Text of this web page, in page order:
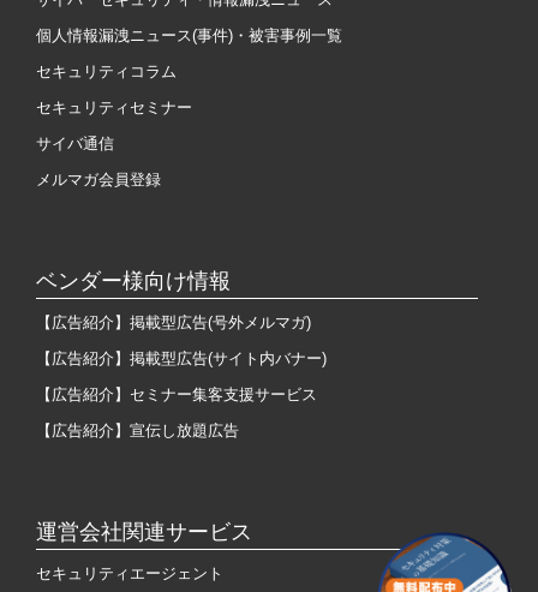
個人情報漏洩ニュース(事件)・被害事例一覧
セキュリティコラム
セキュリティセミナー
サイバ通信
メルマガ会員登録
ベンダー様向け情報
【広告紹介】掲載型広告(号外メルマガ)
【広告紹介】掲載型広告(サイト内バナー)
【広告紹介】セミナー集客支援サービス
【広告紹介】宣伝し放題広告
運営会社関連サービス
セキュリティエージェント